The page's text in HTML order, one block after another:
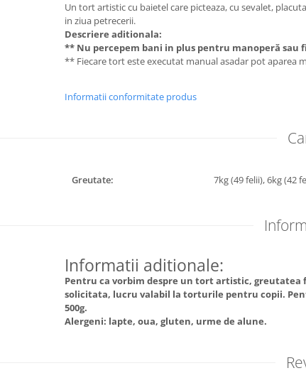
Un tort artistic cu baietel care picteaza, cu sevalet,
in ziua petrecerii.
Descriere aditionala:
** Nu percepem bani in plus pentru manoperă
** Fiecare tort este executat manual asadar pot aparea
Informatii conformitate produs
Greutate: 7kg (49 felii),6kg (42
Informatii aditionale:
Pentru ca vorbim despre un tort artistic, greutatea
solicitata, lucru valabil la torturile pentru copii.
500g.
Alergeni: lapte, oua, gluten, urme de alune.